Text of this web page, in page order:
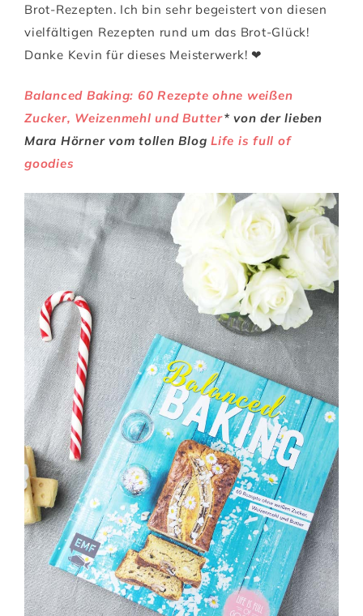
Brot-Rezepten. Ich bin sehr begeistert von diesen
vielfältigen Rezepten rund um das Brot-Glück!
Danke Kevin für dieses Meisterwerk! ❤
Balanced Baking: 60 Rezepte ohne weißen
Zucker, Weizenmehl und Butter* von der lieben
Mara Hörner vom tollen Blog Life is full of
goodies